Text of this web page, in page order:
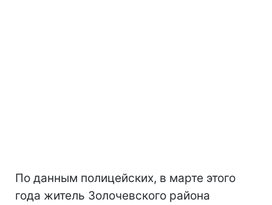
По данным полицейских, в марте этого
года житель Золочевского района